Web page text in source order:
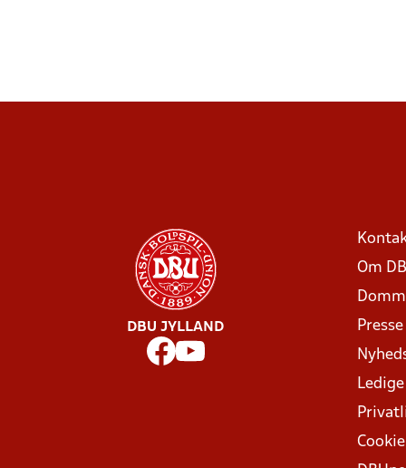
DBU JYLLAND
Om
Presse